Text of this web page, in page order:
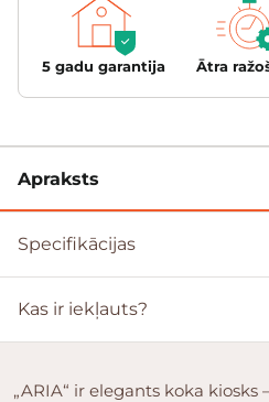
5 gadu garantija Ātra
Apraksts
Specifikācijas
Kas ir iekļauts?
„ARIA“ ir elegants koka